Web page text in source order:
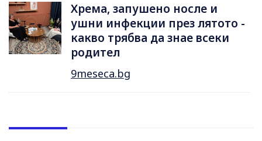
Хрема, запушено носле и
ушни инфекции през лятотo -
какво трябва да знае всеки
родител
9meseca.bg